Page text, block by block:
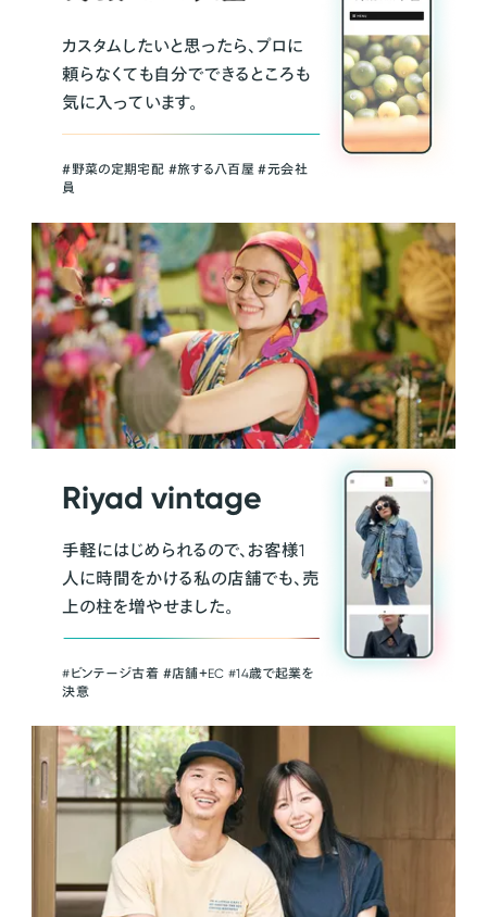
カスタムしたいと思ったら、プロに
頼らなくても自分でできるところも
気に入っています。
＃野菜の定期宅配 ＃旅する八百屋 ＃元会社
員
Riyad vintage
手軽にはじめられるので、お客様1
人に時間をかける私の店舗でも、売
上の柱を増やせました。
#ビンテージ古着 ＃店舗＋EC #14歳で起業を
決意